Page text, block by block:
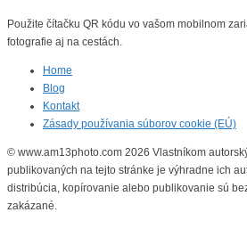
Použite čítačku QR kódu vo vašom mobilnom
fotografie aj na cestách.
Home
Blog
Kontakt
Zásady používania súborov cookie (EÚ)
© www.am13photo.com 2026 Vlastníkom
publikovaných na tejto stránke je výhradne ich
distribúcia, kopírovanie alebo publikovanie sú
zakázané.